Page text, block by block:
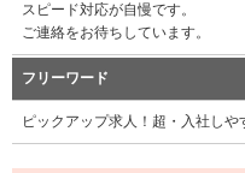
スピード対応が自慢です。
ご連絡をお待ちしています。
フリーワード
ピックアップ求人！超・入社し